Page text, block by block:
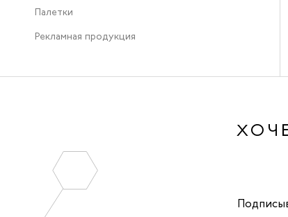
Палетки
Рекламная продукция